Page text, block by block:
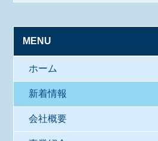
MENU
ホーム
新着情報
会社概要